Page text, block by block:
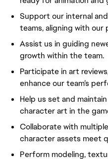
Support our internal
teams, aligning with our
Assist us in guiding
growth within the team.
Participate in art
enhance our team’s
Help us set and
character art in the
Collaborate with
character assets meet
Perform modeling,